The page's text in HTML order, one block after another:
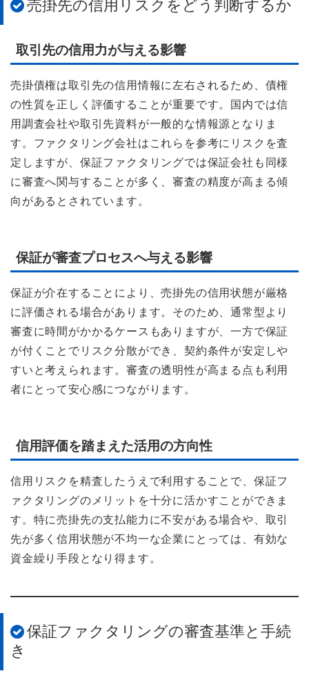
売掛先の信用リスクをどう判断するか
取引先の信用力が与える影響
売掛債権は取引先の信用情報に左右されるため、債権
の性質を正しく評価することが重要です。国内では信
用調査会社や取引先資料が一般的な情報源となりま
す。ファクタリング会社はこれらを参考にリスクを査
定しますが、保証ファクタリングでは保証会社も同様
に審査へ関与することが多く、審査の精度が高まる傾
向があるとされています。
保証が審査プロセスへ与える影響
保証が介在することにより、売掛先の信用状態が厳格
に評価される場合があります。そのため、通常型より
審査に時間がかかるケースもありますが、一方で保証
が付くことでリスク分散ができ、契約条件が安定しや
すいと考えられます。審査の透明性が高まる点も利用
者にとって安心感につながります。
信用評価を踏まえた活用の方向性
信用リスクを精査したうえで利用することで、保証フ
ァクタリングのメリットを十分に活かすことができま
す。特に売掛先の支払能力に不安がある場合や、取引
先が多く信用状態が不均一な企業にとっては、有効な
資金繰り手段となり得ます。
保証ファクタリングの審査基準と手続
き